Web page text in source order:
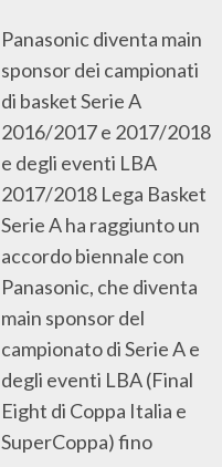
Panasonic diventa main
sponsor dei campionati
di basket Serie A
2016/2017 e 2017/2018
e degli eventi LBA
2017/2018 Lega Basket
Serie A ha raggiunto un
accordo biennale con
Panasonic, che diventa
main sponsor del
campionato di Serie A e
degli eventi LBA (Final
Eight di Coppa Italia e
SuperCoppa) fino